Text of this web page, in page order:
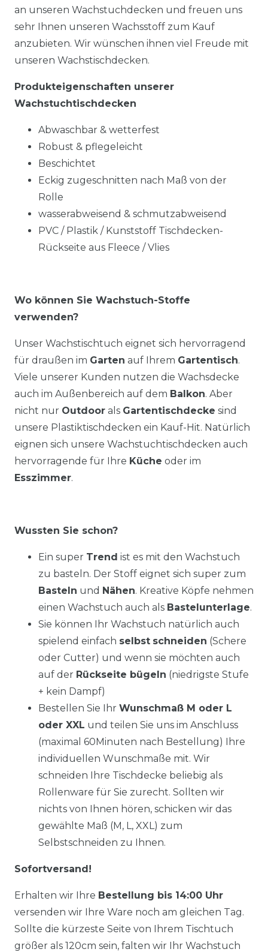
an unseren Wachstuchdecken und freuen uns
sehr Ihnen unseren Wachsstoff zum Kauf
anzubieten. Wir wünschen ihnen viel Freude mit
unseren Wachstischdecken.
Produkteigenschaften unserer
Wachstuchtischdecken
Abwaschbar & wetterfest
Robust & pflegeleicht
Beschichtet
Eckig zugeschnitten nach Maß von der
Rolle
wasserabweisend & schmutzabweisend
PVC / Plastik / Kunststoff Tischdecken-
Rückseite aus Fleece / Vlies
Wo können Sie Wachstuch-Stoffe
verwenden?
Unser Wachstischtuch eignet sich hervorragend
für draußen im Garten auf Ihrem Gartentisch.
Viele unserer Kunden nutzen die Wachsdecke
auch im Außenbereich auf dem Balkon. Aber
nicht nur Outdoor als Gartentischdecke sind
unsere Plastiktischdecken ein Kauf-Hit. Natürlich
eignen sich unsere Wachstuchtischdecken auch
hervorragende für Ihre Küche oder im
Esszimmer.
Wussten Sie schon?
Ein super Trend ist es mit den Wachstuch
zu basteln. Der Stoff eignet sich super zum
Basteln und Nähen. Kreative Köpfe nehmen
einen Wachstuch auch als Bastelunterlage.
Sie können Ihr Wachstuch natürlich auch
spielend einfach selbst schneiden (Schere
oder Cutter) und wenn sie möchten auch
auf der Rückseite bügeln (niedrigste Stufe
+ kein Dampf)
Bestellen Sie Ihr Wunschmaß M oder L
oder XXL und teilen Sie uns im Anschluss
(maximal 60Minuten nach Bestellung) Ihre
individuellen Wunschmaße mit. Wir
schneiden Ihre Tischdecke beliebig als
Rollenware für Sie zurecht. Sollten wir
nichts von Ihnen hören, schicken wir das
gewählte Maß (M, L, XXL) zum
Selbstschneiden zu Ihnen.
Sofortversand!
Erhalten wir Ihre Bestellung bis 14:00 Uhr
versenden wir Ihre Ware noch am gleichen Tag.
Sollte die kürzeste Seite von Ihrem Tischtuch
größer als 120cm sein, falten wir Ihr Wachstuch